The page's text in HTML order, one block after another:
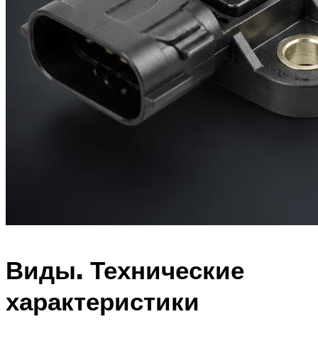
Виды. Технические
характеристики